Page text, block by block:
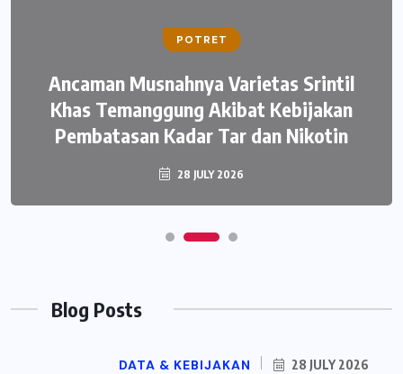
POTRET
Ancaman Musnahnya Varietas Srintil
Khas Temanggung Akibat Kebijakan
Pembatasan Kadar Tar dan Nikotin
28 JULY 2026
Blog Posts
DATA & KEBIJAKAN 28 JULY 2026